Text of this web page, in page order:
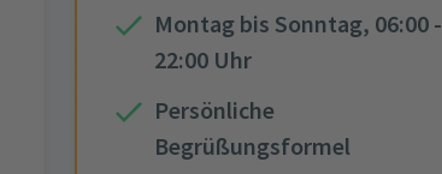
Montag bis Sonntag, 06:00 -
22:00 Uhr
Persönliche
Begrüßungsformel